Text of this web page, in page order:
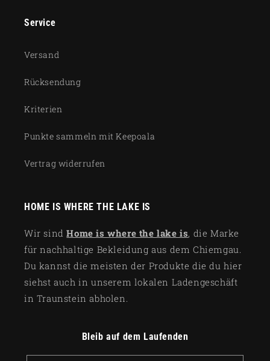
Service
Versand
Rücksendung
Kriterien
Punkte sammeln mit Keepoala
Vertrag widerrufen
HOME IS WHERE THE LAKE IS
Wir sindHome is where the lake is, die Marke
für nachhaltige Bekleidung aus dem Chiemgau.
Du kannst die meisten der Produkte die du hier
siehst auch in unserem lokalen Ladengeschäft
in Traunstein abholen.
Bleib auf dem Laufenden